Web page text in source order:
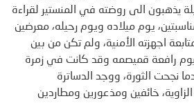
يذهبون الى روضته في المنستير لقراءة
يوم ميلاده ويوم رحيله، معرضين
اجهزته الأمنية، ولم تكن من بين
رافعة قميصمه وقد كانت في زمرة
نجحت الثورة، ووجد الدساترة
خائفين ومذعورين ومطاردين